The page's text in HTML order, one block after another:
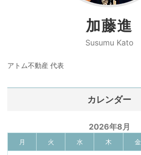
加藤進
Susumu Kato
アトム不動産 代表
カレンダー
2026年8月
月 火 水 木 金